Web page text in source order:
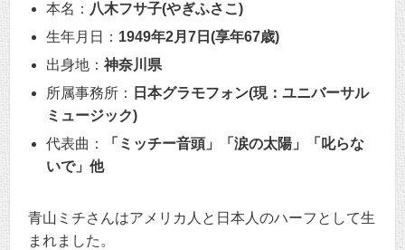
本名： 八木フサ子(やぎふさこ)
生年月日： 1949年2月7日(享年67歳)
出身地： 神奈川県
所属事務所：
日本グラモフォン(現：ユニバーサル
ミュージック)
代表曲：
「ミッチー音頭」「涙の太陽」「叱らな
いで」他
青山ミチさんはアメリカ人と日本人のハーフとして生
まれました。